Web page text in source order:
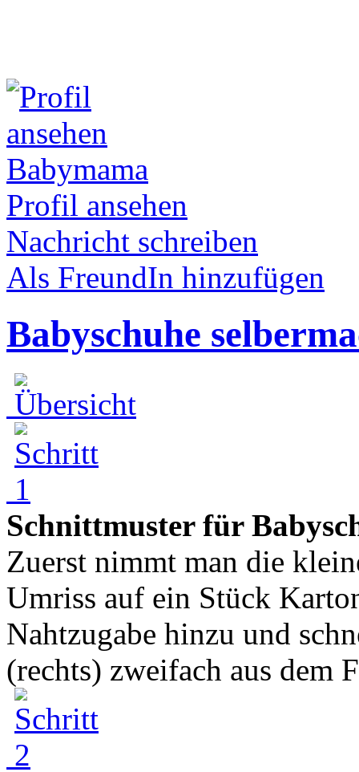
Babymama
Profil ansehen
Nachricht schreiben
Als FreundIn hinzufügen
Babyschuhe
Schnittmuster für
Zuerst nimmt man die
Umriss auf ein Stück
Nahtzugabe hinzu und
(rechts) zweifach aus dem